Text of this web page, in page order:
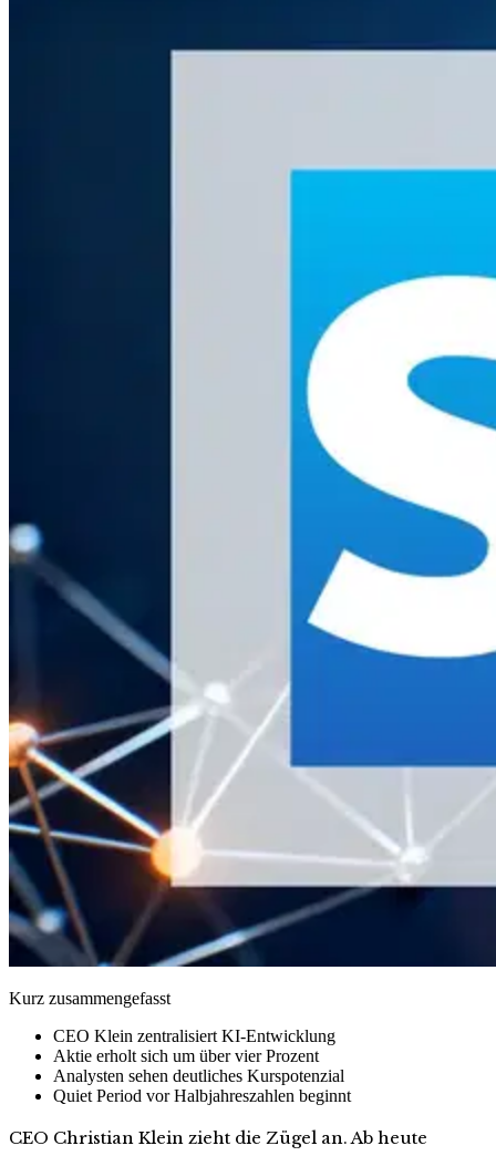
Kurz zusammengefasst
CEO Klein zentralisiert KI-Entwicklung
Aktie erholt sich um über vier Prozent
Analysten sehen deutliches Kurspotenzial
Quiet Period vor Halbjahreszahlen beginnt
CEO Christian Klein zieht die Zügel an. Ab heute